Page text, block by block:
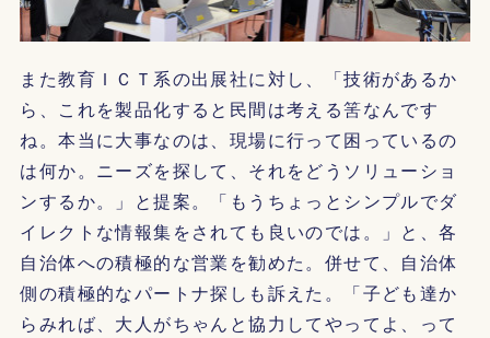
また教育ＩＣＴ系の出展社に対し、「技術があるか
ら、これを製品化すると民間は考える筈なんです
ね。本当に大事なのは、現場に行って困っているの
は何か。ニーズを探して、それをどうソリューショ
ンするか。」と提案。「もうちょっとシンプルでダ
イレクトな情報集をされても良いのでは。」と、各
自治体への積極的な営業を勧めた。併せて、自治体
側の積極的なパートナ探しも訴えた。「子ども達か
らみれば、大人がちゃんと協力してやってよ、って